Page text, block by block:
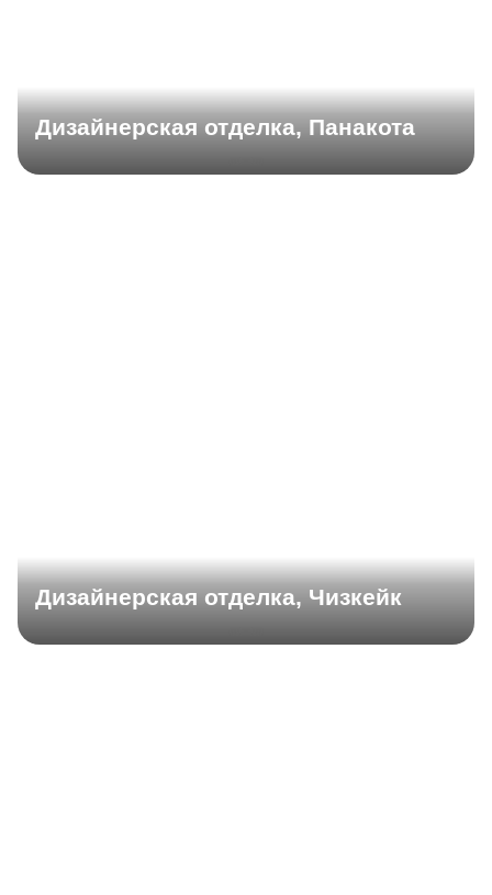
Дизайнерская отделка, Панакота
Дизайнерская отделка, Чизкейк